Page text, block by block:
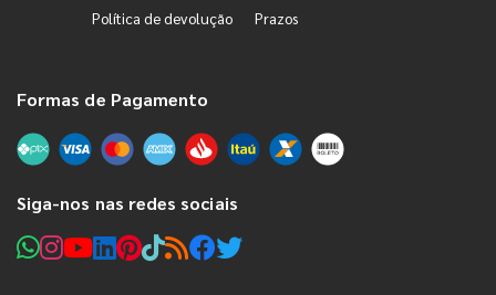
Política de devolução Prazos
Formas de Pagamento
Siga-nos nas redes sociais